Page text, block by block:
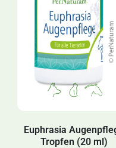
Euphrasia
Tropfen (20 ml)